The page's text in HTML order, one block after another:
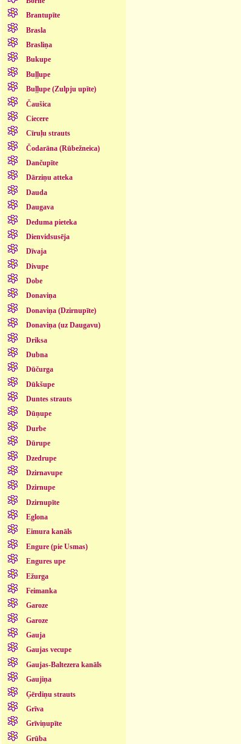
Brantupīte
Brasla
Brasliņa
Bukupe
Buļļupe
Buļļupe (Zulpju upīte)
Čaušica
Ciecere
Cīruļu strauts
Čodarāna (Rūbežneica)
Dančupīte
Dārziņu atteka
Dauda
Daugava
Deduma pieteka
Dienvidsusēja
Dīvaja
Divupe
Dobe
Donaviņa
Donaviņa (Dzirnupīte)
Donaviņa (uz Daugavu)
Driksa
Dubna
Dūčurga
Dūkšupe
Duntes strauts
Dūņupe
Durbe
Dūrupe
Dzedrupe
Dzirnavupe
Dzirnupe
Dzirnupīte
Eglona
Eimura kanāls
Engure (pie Usmas)
Engures upe
Ežurga
Feimanka
Garoze
Garoze
Gauja
Gaujas vecupe
Gaujas-Baltezera kanāls
Gaujiņa
Ģērdiņu strauts
Grīva
Grīviņupīte
Grūba